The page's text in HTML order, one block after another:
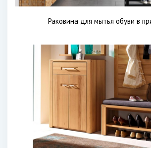
Раковина для мытья обуви в